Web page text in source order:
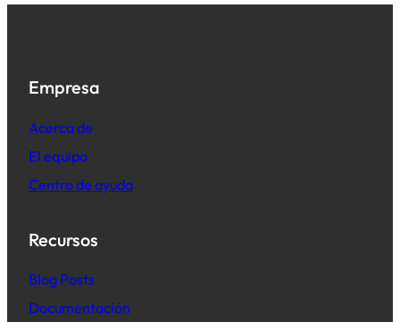
Empresa
Acerca de
El equipo
Centro de ayuda
Recursos
Blog Posts
Documentación